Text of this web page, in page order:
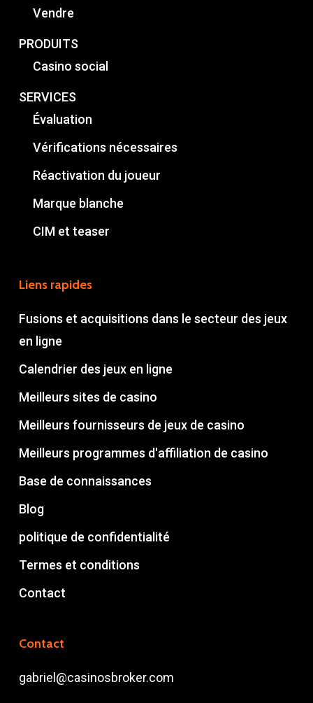
Vendre
PRODUITS
Casino social
SERVICES
Évaluation
Vérifications nécessaires
Réactivation du joueur
Marque blanche
CIM et teaser
Liens rapides
Fusions et acquisitions dans le secteur des jeux
en ligne
Calendrier des jeux en ligne
Meilleurs sites de casino
Meilleurs fournisseurs de jeux de casino
Meilleurs programmes d'affiliation de casino
Base de connaissances
Blog
politique de confidentialité
Termes et conditions
Contact
Contact
gabriel@casinosbroker.com